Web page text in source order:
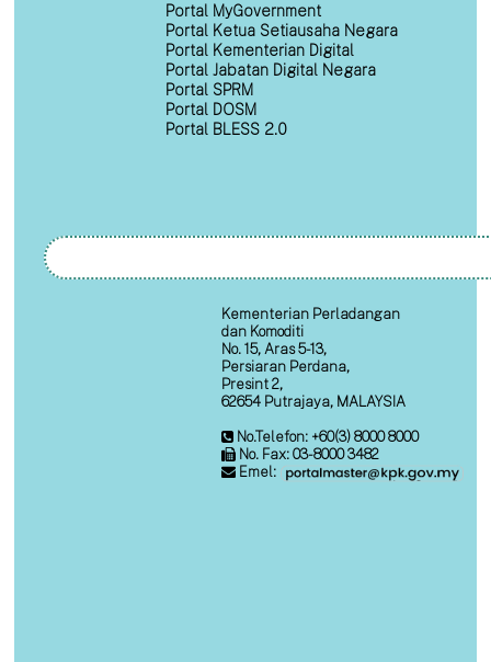
Portal MyGovernment
Portal Ketua Setiausaha Negara
Portal Kementerian Digital
Portal Jabatan Digital Negara
Portal SPRM
Portal DOSM
Portal BLESS 2.0
Kementerian Perladangan
dan Komoditi
No. 15, Aras 5-13,
Persiaran Perdana,
Presint 2,
62654 Putrajaya, MALAYSIA
No.Telefon: +60(3) 8000 8000
No. Fax: 03-8000 3482
Emel: